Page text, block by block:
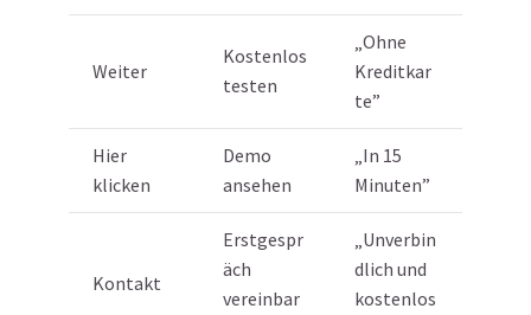
Weiter
Kostenlos
testen
„Ohne
Kreditkar
te”
Hier
klicken
Demo
ansehen
„In 15
Minuten”
Kontakt
Erstgespr
äch
vereinbar
„Unverbin
dlich und
kostenlos